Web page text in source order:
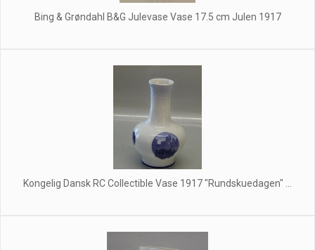
Bing & Grøndahl B&G Julevase Vase 17.5 cm Julen 1917
Kongelig Dansk RC Collectible Vase 1917 "Rundskuedagen" ...